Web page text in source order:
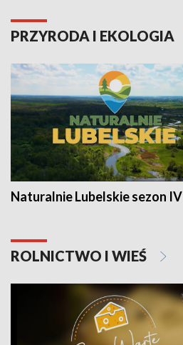
PRZYRODA I EKOLOGIA
Naturalnie Lubelskie sezon IV
ROLNICTWO I WIEŚ